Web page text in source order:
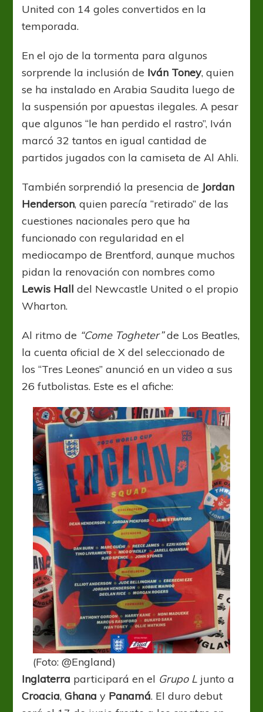
United con 14 goles convertidos en la
temporada.
En el ojo de la tormenta para algunos
sorprende la inclusión de Iván Toney, quien
se ha instalado en Arabia Saudita luego de
la suspensión por apuestas ilegales. A pesar
que algunos “le han perdido el rastro”, Iván
marcó 32 tantos en igual cantidad de
partidos jugados con la camiseta de Al Ahli.
También sorprendió la presencia de Jordan
Henderson, quien parecía “retirado” de las
cuestiones nacionales pero que ha
funcionado con regularidad en el
mediocampo de Brentford, aunque muchos
pidan la renovación con nombres como
Lewis Halldel Newcastle United o el propio
Wharton.
Al ritmo de “Come Togheter”de Los Beatles,
la cuenta oficial de X del seleccionado de
los “Tres Leones” anunció en un video a sus
26 futbolistas. Este es el afiche:
(Foto: @England)
Inglaterra participará en el Grupo L junto a
Croacia,Ghana y Panamá. El duro debut